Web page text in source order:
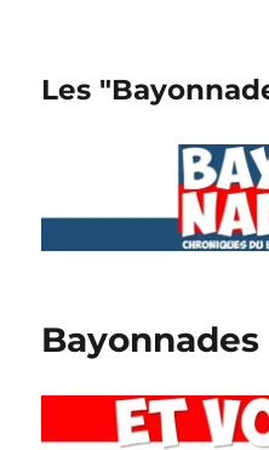
Les
Bayonnades